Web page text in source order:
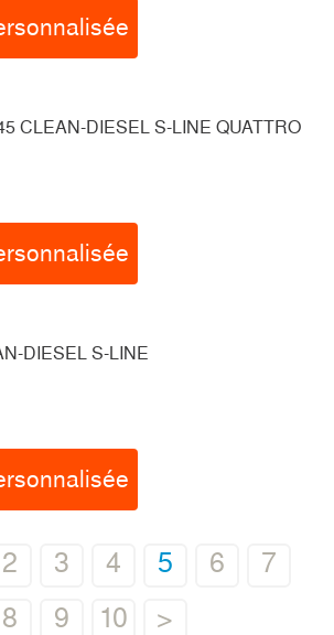
CLEAN-DIESEL S-LINE QUATTRO
DIESEL S-LINE
2 3 4 5 6
7
8
9 10 >